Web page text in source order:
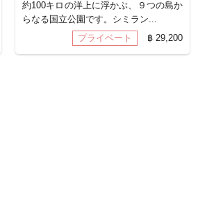
約100キロの洋上に浮かぶ、９つの島か
らなる国立公園です。シミラン...
プライベート
฿ 29,200